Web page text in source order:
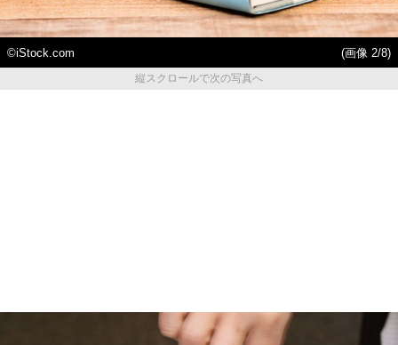
©iStock.com
(画像 2/8)
縦スクロールで次の写真へ